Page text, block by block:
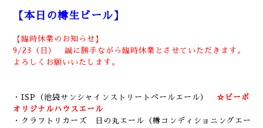
【本日の樽生ビール】
【臨時休業のお知らせ】
9/23（日） 誠に勝手ながら臨時休業とさせていただきます。
よろしくお願いいたします。
・ISP（池袋サンシャインストリートペールエール）
☆ビーボ
オリジナルハウスエール
・クラフトリカーズ 日の丸エール（樽コンディショニングエー